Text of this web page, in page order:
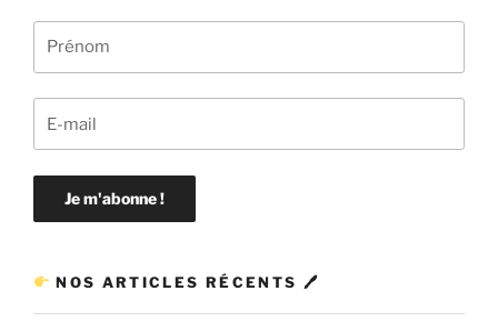
NOS ARTICLES RÉCENTS 🖊